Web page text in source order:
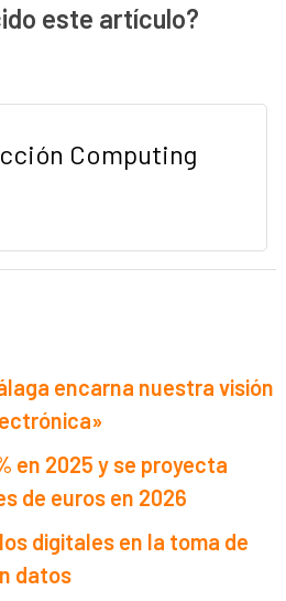
este artículo?
Computing
encarna nuestra visión
en 2025 y se proyecta
de euros en 2026
digitales en la toma de
datos